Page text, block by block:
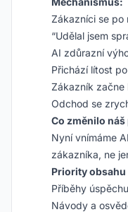
Zákazníci se po
“Udělal jsem
AI zdůrazní
Přichází lítost
Zákazník
Odchod se
Co změnilo
Nyní vnímáme
zákazníka, ne
Priority
Příběhy
Návody a